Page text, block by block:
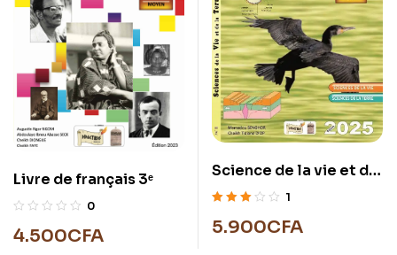
Livre de français 3ᵉ
0
4.500CFA
Science de la vie et de
la terre 3éme
3.00
1
5.900CFA